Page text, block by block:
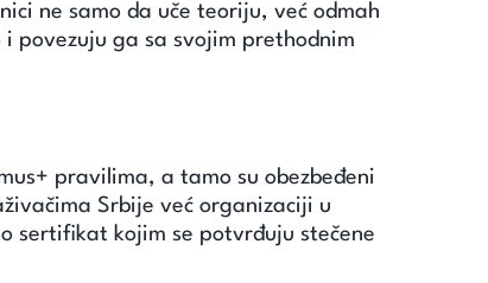
ne samo da uče teoriju, već odmah
povezuju ga sa svojim prethodnim
pravilima, a tamo su obezbeđeni
Srbije već organizaciji u
sertifikat kojim se potvrđuju stečene